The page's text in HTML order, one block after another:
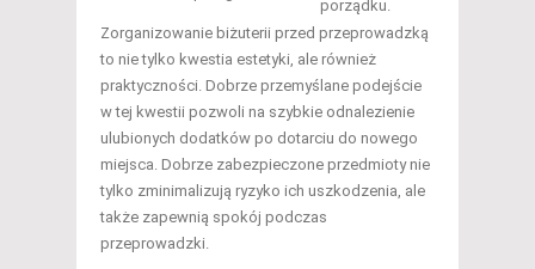
porządku.
Zorganizowanie biżuterii przed przeprowadzką
to nie tylko kwestia estetyki, ale również
praktyczności. Dobrze przemyślane podejście
w tej kwestii pozwoli na szybkie odnalezienie
ulubionych dodatków po dotarciu do nowego
miejsca. Dobrze zabezpieczone przedmioty nie
tylko zminimalizują ryzyko ich uszkodzenia, ale
także zapewnią spokój podczas
przeprowadzki.